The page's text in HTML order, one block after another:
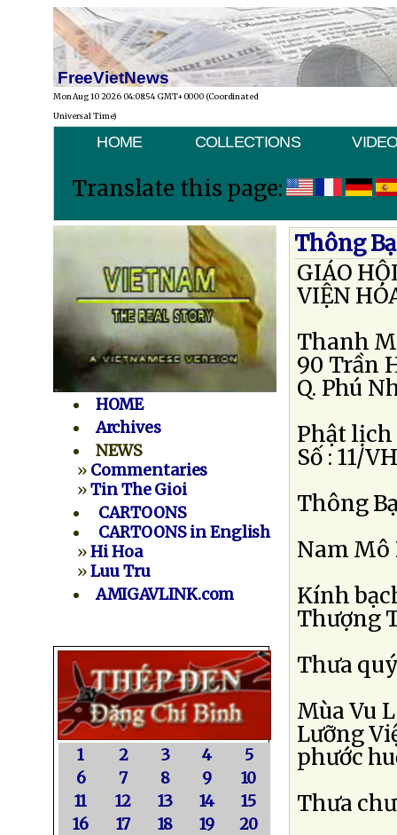
FreeVietNews
Mon Aug 10 2026 04:08:54 GMT+0000 (Coordinated
Universal Time)
HOME COLLECTIONS
Translate this page:
HOME
Archives
NEWS
» Commentaries
»Tin The Gioi
CARTOONS
CARTOONS in English
»Hi Hoa
»Luu Tru
AMIGAVLINK.com
1 2 3 4
5
6
7 8 9
10
11
12 13 14
15
16
17 18 19
20
Thông
GIÁO
VIỆN
Thanh
90 Trần
Q. Phú
Phật
Số : 11/
Thông
Nam Mô
Kính
Thượng
Thưa
Mùa Vu
Lưỡng
phước
Thưa